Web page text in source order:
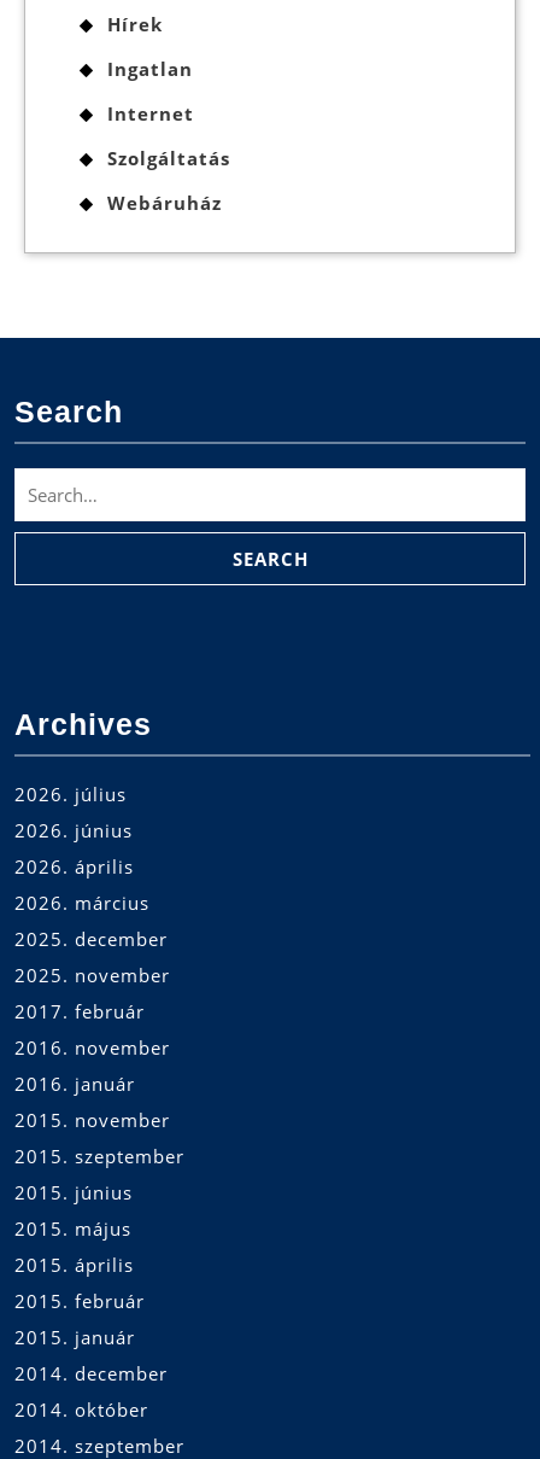
Hírek
Ingatlan
Internet
Szolgáltatás
Webáruház
Search
for:
Archives
2026. július
2026. június
2026. április
2026. március
2025. december
2025. november
2017. február
2016. november
2016. január
2015. november
2015. szeptember
2015. június
2015. május
2015. április
2015. február
2015. január
2014. december
2014. október
2014. szeptember